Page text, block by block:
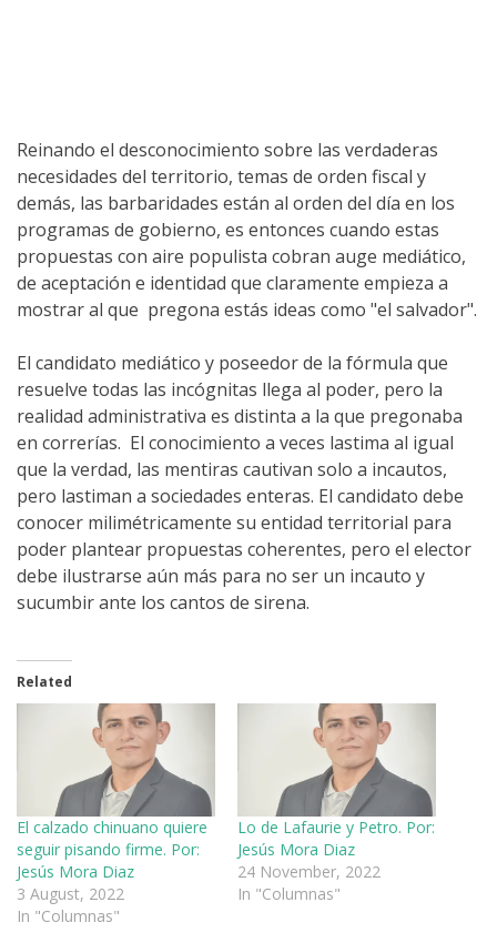
Reinando el desconocimiento sobre las verdaderas
necesidades del territorio, temas de orden fiscal y
demás, las barbaridades están al orden del día en los
programas de gobierno, es entonces cuando estas
propuestas con aire populista cobran auge mediático,
de aceptación e identidad que claramente empieza a
mostrar al que pregona estás ideas como "el salvador".
El candidato mediático y poseedor de la fórmula que
resuelve todas las incógnitas llega al poder, pero la
realidad administrativa es distinta a la que pregonaba
en correrías. El conocimiento a veces lastima al igual
que la verdad, las mentiras cautivan solo a incautos,
pero lastiman a sociedades enteras. El candidato debe
conocer milimétricamente su entidad territorial para
poder plantear propuestas coherentes, pero el elector
debe ilustrarse aún más para no ser un incauto y
sucumbir ante los cantos de sirena.
Related
El calzado chinuano quiere
seguir pisando firme. Por:
Jesús Mora Diaz
3 August, 2022
In "Columnas"
Lo de Lafaurie y Petro. Por:
Jesús Mora Diaz
24 November, 2022
In "Columnas"